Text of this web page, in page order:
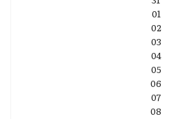
01
02
03
04
05
06
07
08